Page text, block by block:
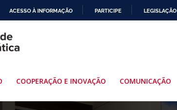
ACESSO À INFORMAÇÃO PARTICIPE LEGISLAÇÃO
COOPERAÇÃO E INOVAÇÃO COMUNICAÇÃO